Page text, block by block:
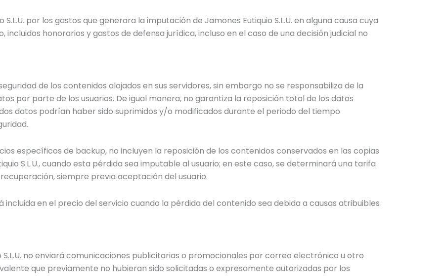
por los gastos que generara la imputación de Jamones Eutiquio S.L.U. en alguna causa cuya
incluidos honorarios y gastos de defensa jurídica, incluso en el caso de una decisión judicial no
de los contenidos alojados en sus servidores, sin embargo no se responsabiliza de la
por parte de los usuarios. De igual manera, no garantiza la reposición total de los datos
datos podrían haber sido suprimidos y/o modificados durante el periodo del tiempo
específicos de backup, no incluyen la reposición de los contenidos conservados en las copias
S.L.U., cuando esta pérdida sea imputable al usuario; en este caso, se determinará una tarifa
siempre previa aceptación del usuario.
incluida en el precio del servicio cuando la pérdida del contenido sea debida a causas atribuibles
S.L.U. no enviará comunicaciones publicitarias o promocionales por correo electrónico u otro
que previamente no hubieran sido solicitadas o expresamente autorizadas por los